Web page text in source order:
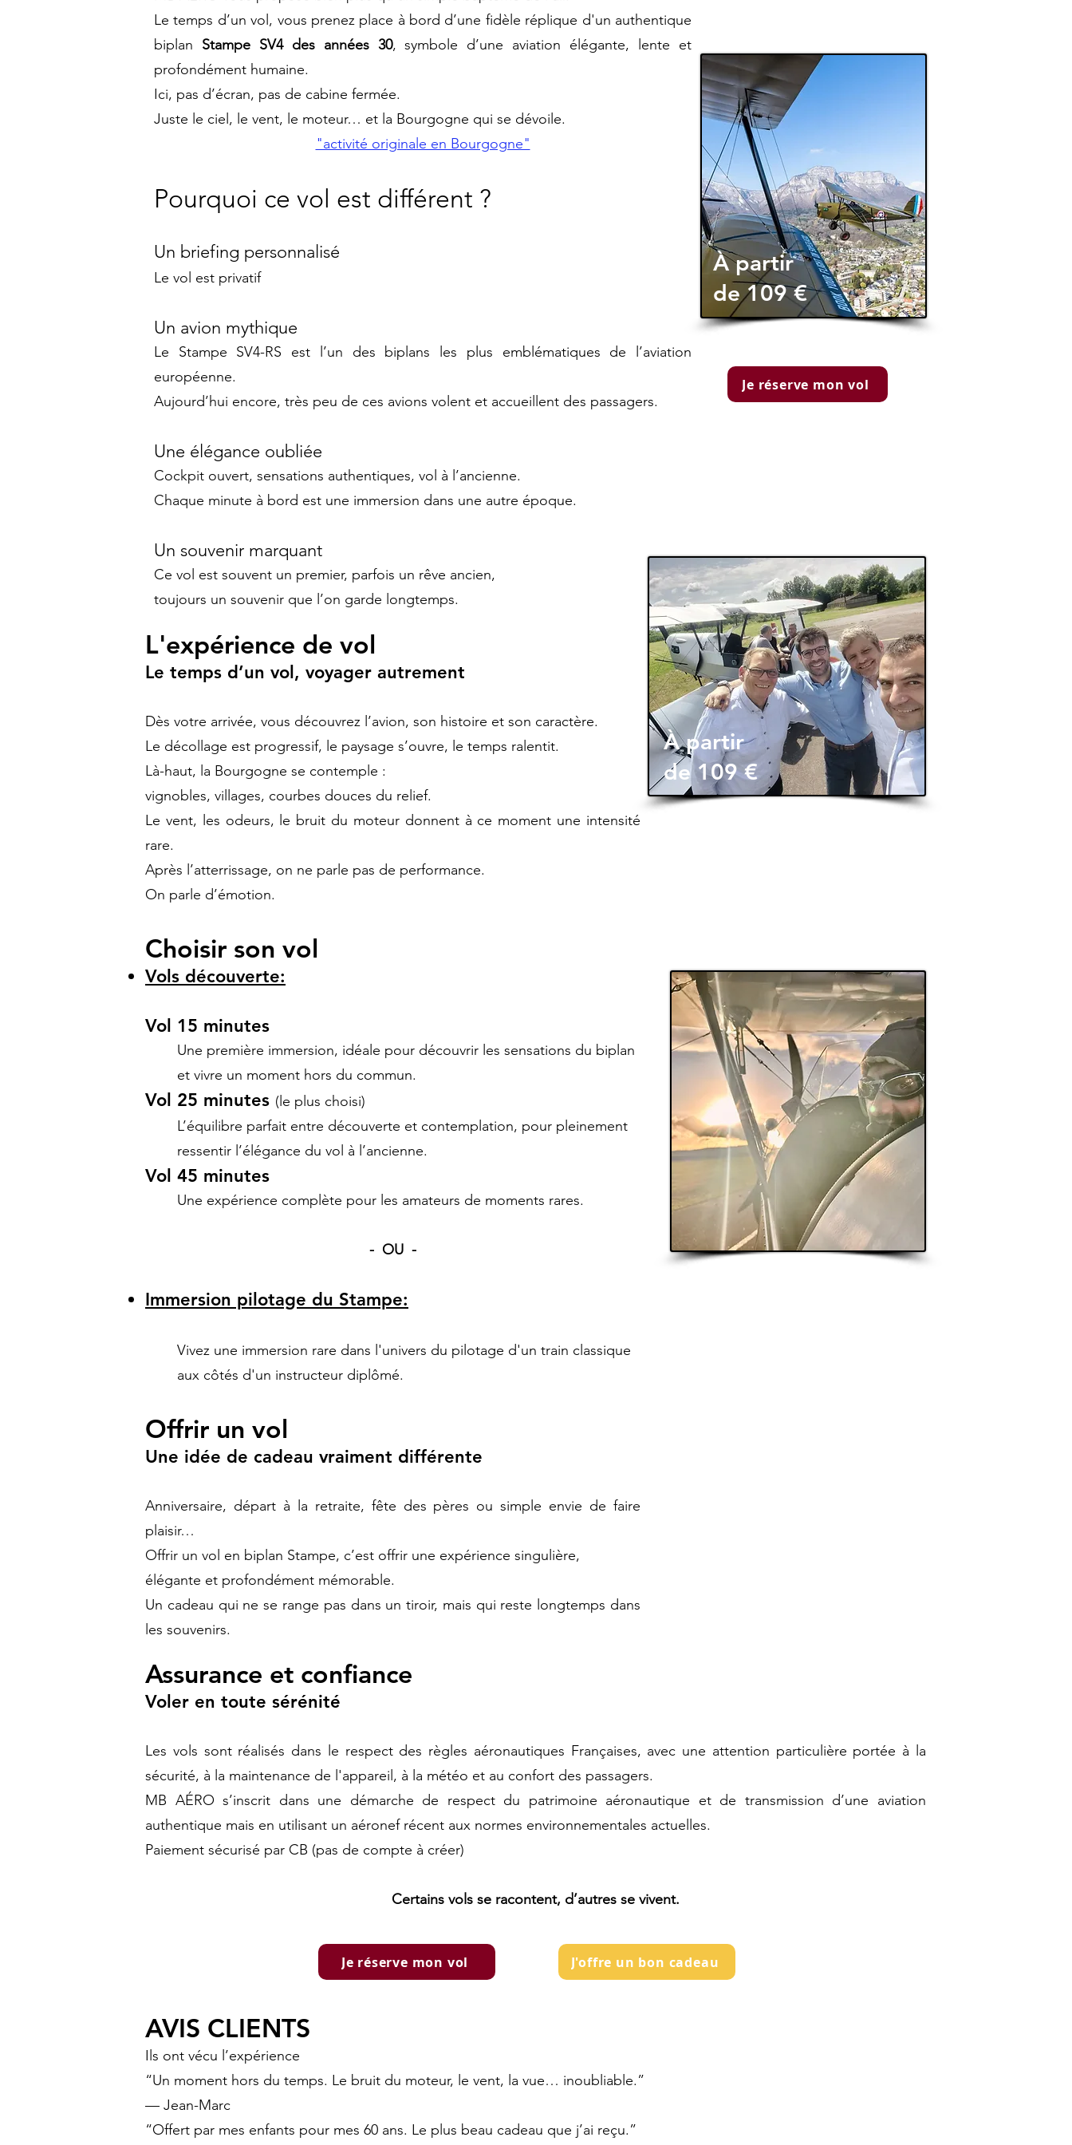
Le temps d’un vol, vous prenez place à bord d’une fidèle réplique d'un authentique
biplan Stampe SV4 des années 30, symbole d’une aviation élégante, lente et
profondément humaine.
Ici, pas d’écran, pas de cabine fermée.
Juste le ciel, le vent, le moteur… et la Bourgogne qui se dévoile.
"activité originale en Bourgogne"
Pourquoi ce vol est différent ?
Un briefing personnalisé
Le vol est privatif
Un avion mythique
Le Stampe SV4-RS est l’un des biplans les plus emblématiques de l’aviation
européenne.
Aujourd’hui encore, très peu de ces avions volent et accueillent des passagers.
Une élégance oubliée
Cockpit ouvert, sensations authentiques, vol à l’ancienne.
Chaque minute à bord est une immersion dans une autre époque.
Un souvenir marquant
Ce vol est souvent un premier, parfois un rêve ancien,
toujours un souvenir que l’on garde longtemps.
Je réserve mon vol
L'expérience de vol
Le temps d’un vol, voyager autrement
Dès votre arrivée, vous découvrez l’avion, son histoire et son caractère.
Le décollage est progressif, le paysage s’ouvre, le temps ralentit.
Là-haut, la Bourgogne se contemple :
vignobles, villages, courbes douces du relief.
Le vent, les odeurs, le bruit du moteur donnent à ce moment une intensité
rare.
Après l’atterrissage, on ne parle pas de performance.
On parle d’émotion.
Choisir son vol
Vols découverte:
Vol 15 minutes
Une première immersion, idéale pour découvrir les sensations du biplan
et vivre un moment hors du commun.
Vol 25 minutes (le plus choisi)
L’équilibre parfait entre découverte et contemplation, pour pleinement
ressentir l’élégance du vol à l’ancienne.
Vol 45 minutes
Une expérience complète pour les amateurs de moments rares.
- OU -
Immersion pilotage du Stampe:
Vivez une immersion rare dans l'univers du pilotage d'un train classique
aux côtés d'un instructeur diplômé.
Offrir un vol
Une idée de cadeau vraiment différente
Anniversaire, départ à la retraite, fête des pères ou simple envie de faire
plaisir…
Offrir un vol en biplan Stampe, c’est offrir une expérience singulière,
élégante et profondément mémorable.
Un cadeau qui ne se range pas dans un tiroir, mais qui reste longtemps dans
les souvenirs.
À partir
de 109 €
À partir
de 109 €
Assurance et confiance
Voler en toute sérénité
Les vols sont réalisés dans le respect des règles aéronautiques Françaises, avec une attention particulière portée à la
sécurité, à la maintenance de l'appareil, à la météo et au confort des passagers.
MB AÉRO s’inscrit dans une démarche de respect du patrimoine aéronautique et de transmission d’une aviation
authentique mais en utilisant un aéronef récent aux normes environnementales actuelles.
Paiement sécurisé par CB (pas de compte à créer)
Certains vols se racontent, d’autres se vivent.
Je réserve mon vol J'offre un bon cadeau
AVIS CLIENTS
Ils ont vécu l’expérience
“Un moment hors du temps. Le bruit du moteur, le vent, la vue… inoubliable.”
— Jean-Marc
“Offert par mes enfants pour mes 60 ans. Le plus beau cadeau que j’ai reçu.”